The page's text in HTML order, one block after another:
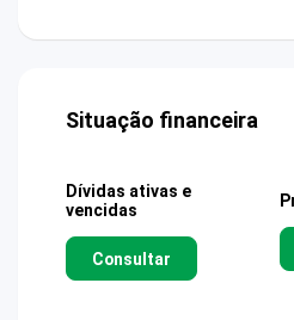
Situação financeira
Dívidas ativas e
vencidas
Consultar